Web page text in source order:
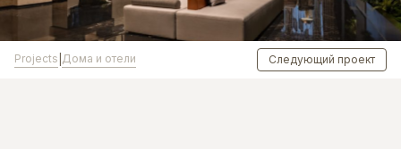
Projects Дома и отели Следующий проект